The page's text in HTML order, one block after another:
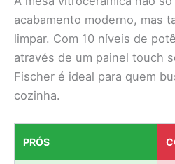
acabamento moderno, mas
limpar. Com 10 níveis de
através de um painel touch
Fischer é ideal para quem
cozinha.
PRÓS